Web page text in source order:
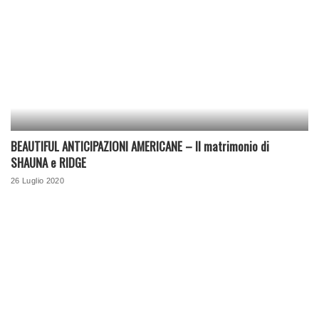
BEAUTIFUL ANTICIPAZIONI AMERICANE – Il matrimonio di
SHAUNA e RIDGE
26 Luglio 2020